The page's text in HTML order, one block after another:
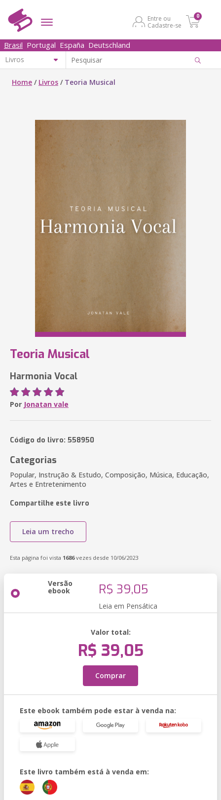
Entre ou
Cadastre-se
0
Brasil Portugal España Deutschland
Home / Livros / Teoria Musical
Teoria Musical
Harmonia Vocal
Por Jonatan vale
Código do livro: 558950
Categorias
Popular, Instrução & Estudo, Composição, Música, Educação,
Artes e Entretenimento
Compartilhe este livro
Leia um trecho
Esta página foi vista 1686vezes desde 10/06/2023
Versão
ebook R$ 39,05
Leia em Pensática
Valor total:
R$ 39,05
Comprar
Este ebook também pode estar à venda na:
Este livro também está à venda em: